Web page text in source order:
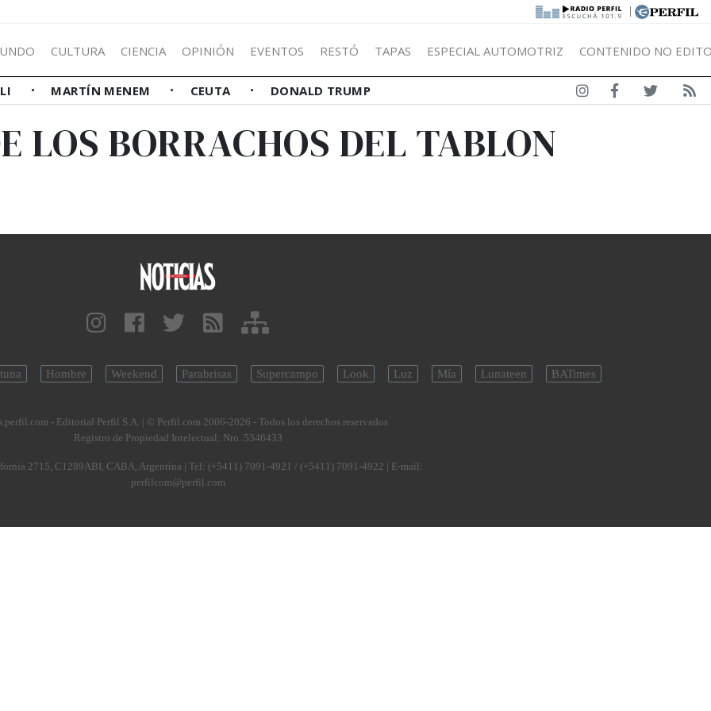
|
CULTURA CIENCIA OPINIÓN EVENTOS RESTÓ TAPAS ESPECIAL AUTOMOTRIZ CONTENIDO NO
MARTÍN MENEM CEUTA DONALD TRUMP
LOS BORRACHOS DEL TABLON
Hombre Weekend Parabrisas Supercampo Look Luz Mía Lunateen BATimes
- Editorial Perfil S.A. | © Perfil.com 2006-2026 - Todos los derechos reservados
Registro de Propiedad Intelectual: Nro. 5346433
2715, C1289ABI, CABA, Argentina | Tel: (+5411) 7091-4921 / (+5411) 7091-4922 | E-mail:
perfilcom@perfil.com